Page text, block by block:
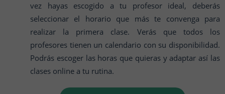
vez hayas escogido a tu profesor ideal, deberás
seleccionar el horario que más te convenga para
realizar la primera clase. Verás que todos los
profesores tienen un calendario con su disponibilidad.
Podrás escoger las horas que quieras y adaptar así las
clases online a tu rutina.